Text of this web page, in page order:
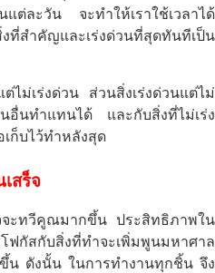
ต่ละวัน จะทำให้เราใช้เวลาได้
สำคัญและเร่งด่วนที่สุดทันทีเป็น
ไม่เร่งด่วน ส่วนสิ่งเร่งด่วนแต่ไม่
นทำแทนได้ และกับสิ่งที่ไม่เร่ง
ก็บไว้ทำหลังสุด
สร็จ
จะทวีคูณมากขึ้น ประสิทธิภาพใน
กัสกับสิ่งที่ทำจะเพิ่มพูนมหาศาล
ขึ้น ดังนั้น ในการทำงานทุกชิ้น จึง